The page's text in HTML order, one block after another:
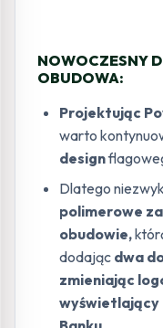
NOWOCZESNY
OBUDOWA:
Projektując
warto
design
Dlatego
polimerowe
obudowie,
dodając dwa
zmieniając
wyświetlający